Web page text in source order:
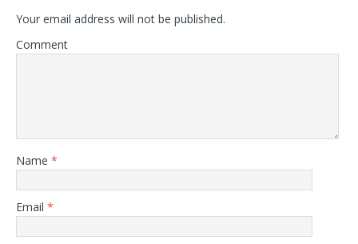
Your email address will not be published.
Comment
Name *
Email *